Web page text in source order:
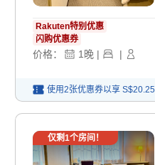
Rakuten特别优惠
闪购优惠券
价格： 1晚 | |
使用2张优惠券以享 S$20.25
仅剩1个房间！